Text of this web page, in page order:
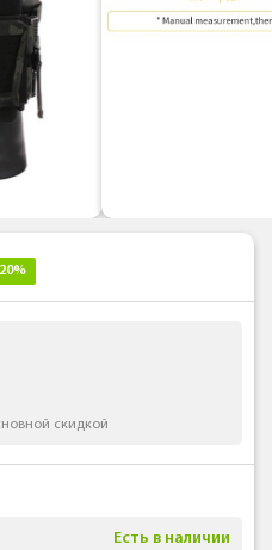
скидкой
Есть в наличии